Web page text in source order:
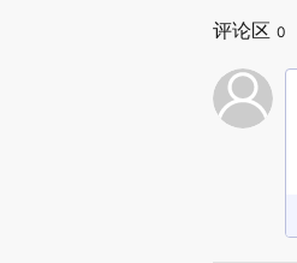
评论区 0